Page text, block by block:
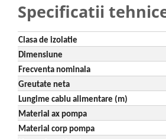
Specificatii
Clasa de izolatie
Dimensiune
Frecventa nominala
Greutate neta
Lungime cablu alimentare (m)
Material ax pompa
Material corp pompa